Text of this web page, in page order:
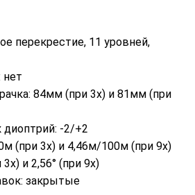
перекрестие, 11 уровней,
нет
84мм (при 3x) и 81мм (при
диоптрий: -2/+2
(при 3x) и 4,46м/100м (при 9x)
3x) и 2,56° (при 9x)
закрытые